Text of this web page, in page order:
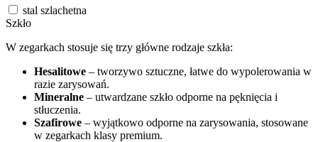
stal szlachetna
Szkło
W zegarkach stosuje się trzy główne rodzaje szkła:
Hesalitowe – tworzywo sztuczne, łatwe do wypolerowania w
razie zarysowań.
Mineralne – utwardzane szkło odporne na pęknięcia i
stłuczenia.
Szafirowe – wyjątkowo odporne na zarysowania, stosowane
w zegarkach klasy premium.